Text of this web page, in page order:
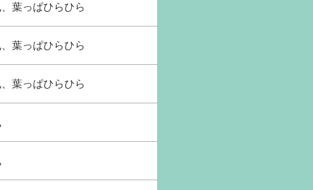
葉っぱひらひら
葉っぱひらひら
葉っぱひらひら